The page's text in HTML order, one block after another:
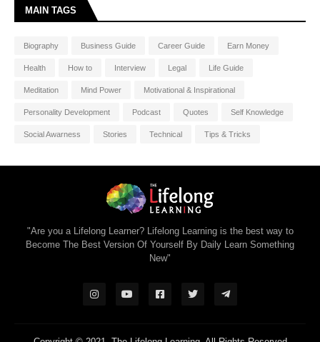
MAIN TAGS
Biography Business Guide Career Guide Earn Money
Health How to Interview Legal Life Guide
Meditation Mind Power Motivational & Inspirational
Personality Development Podcast Quotes Self Knowledge
Social Awarness Stories Technical Tips & Tricks
"Are you a Lifelong Learner? Lifelong Learning is the best way to
Become The Best Version Of Yourself By Daily Learn Something
New"